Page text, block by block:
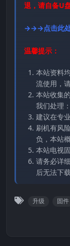
退，请自备U
→→→点击此
温馨提示：
本站资料
流使用，
本站收集
我们处理
建议在专
刷机有风
负，本站
本站电视
请务必详
后无法下
升级 固件